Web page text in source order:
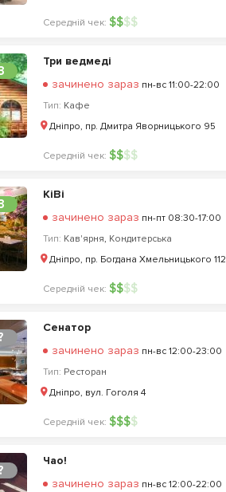
Середній чек: $$$$
Три ведмеді
зачинено зараз пн-вс 11:00-22:00
Тип: Кафе
Дніпро, пр. Дмитра Яворницького 95
Середній чек: $$$$
КіВі
зачинено зараз пн-пт 08:30-17:00
Тип: Кав'ярня, Кондитерська
Дніпро, пр. Богдана Хмельницького 112
Середній чек: $$$$
Сенатор
зачинено зараз пн-вс 12:00-23:00
Тип: Ресторан
Дніпро, вул. Гоголя 4
Середній чек: $$$$
Чао!
зачинено зараз пн-вс 12:00-22:00